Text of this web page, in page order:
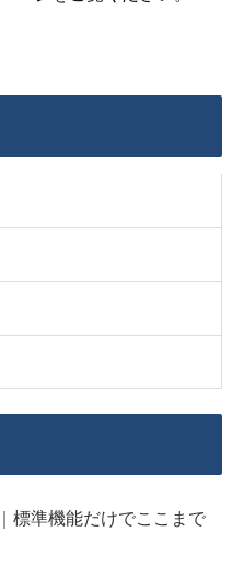
標準機能だけでここまで